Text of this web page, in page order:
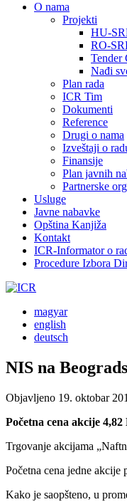
О nama
Projekti
HU-
RO-
Tender
Nađi
Plan rada
ICR Tim
Dokumenti
Reference
Drugi o nama
Izveštaji o
Finansije
Plan javnih
Partnerske
Usluge
Javne nabavke
Opština Kanjiža
Kontakt
ICR-Informator o
Procedure Izbora
magyar
english
deutsch
NIS na
Objavljeno 19. oktobar
Početna cena akcije 4,82
Trgovanje akcijama
Početna cena jedne
Kako je saopšteno, u